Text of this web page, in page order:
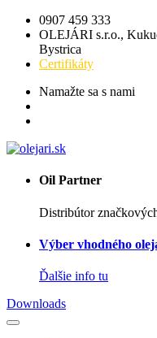
0907 459 333
OLEJÁRI s.r.o.,
Bystrica
Certifikáty
Namažte sa s nami
Oil Partner
Distribútor
Výber vhodného
Ďalšie info tu
Downloads